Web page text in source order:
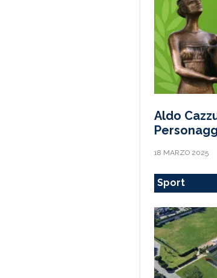
Aldo
18 MARZO 2025
Sport